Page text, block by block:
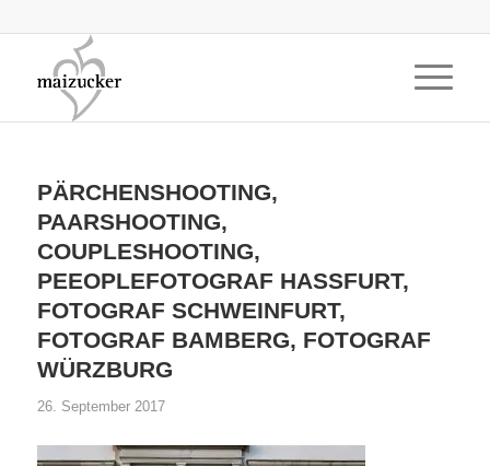
PÄRCHENSHOOTING,
PAARSHOOTING,
COUPLESHOOTING,
PEEOPLEFOTOGRAF HASSFURT,
FOTOGRAF SCHWEINFURT,
FOTOGRAF BAMBERG, FOTOGRAF
WÜRZBURG
26. September 2017